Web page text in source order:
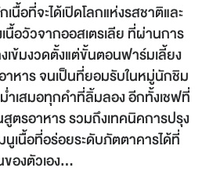
นื้อที่จะได้เปิดโลกแห่งรสชาติและ
อวัวจากออสเตรเลีย ที่ผ่านการ
ข้มงวดตั้งแต่ขั้นตอนฟาร์มเลี้ยง
าหาร จนเป็นที่ยอมรับในหมู่นักชิม
เสมอทุกคำที่ลิ้มลอง อีกทั้งเชฟที่
ตรอาหาร รวมถึงเทคนิคการปรุง
นูเนื้อที่อร่อยระดับภัตตาคารได้ที่
องตัวเอง...